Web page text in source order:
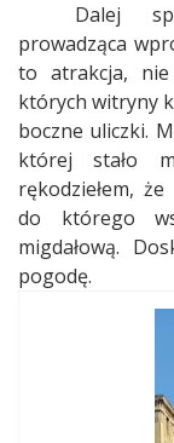
Dalej
prowadząca
to atrakcja,
których witryny
boczne uliczki.
której stało
rękodziełem,
do którego
migdałową.
pogodę.